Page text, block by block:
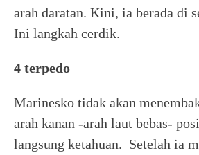
arah daratan. Kini, ia berada di
Ini langkah cerdik.
4 terpedo
Marinesko tidak akan
arah kanan -arah laut bebas-
langsung ketahuan. Setelah ia